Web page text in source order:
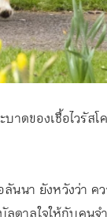
าดของเชื้อไวรัส
นา ยังหวังว่า ค